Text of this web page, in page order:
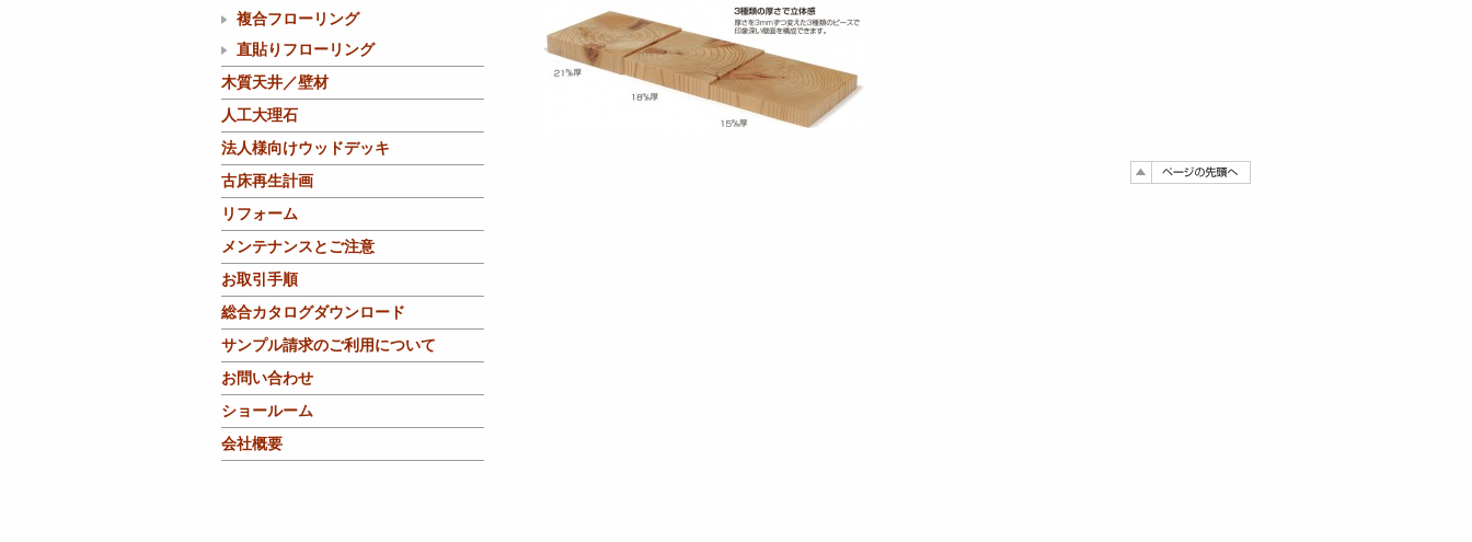
複合フローリング
直貼りフローリング
木質天井／壁材
人工大理石
法人様向けウッドデッキ
古床再生計画
リフォーム
メンテナンスとご注意
お取引手順
総合カタログダウンロード
サンプル請求のご利用について
お問い合わせ
ショールーム
会社概要